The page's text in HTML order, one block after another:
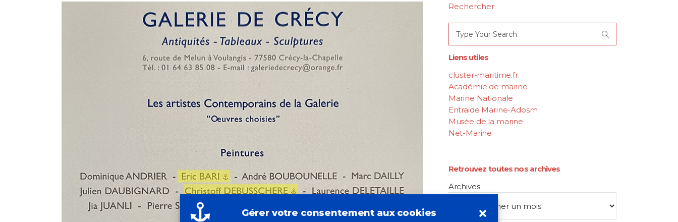
Gérer votre consentement aux cookies
Rechercher
for:
Liens utiles
cluster-maritime.fr
Académie de marine
Marine Nationale
Entraide Marine-Adosm
Musée de la marine
Net-Marine
Retrouvez toutes nos archives
Archives